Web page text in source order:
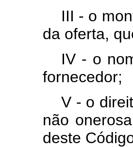
III - o
da oferta,
IV - o
fornecedor;
V - o
não
deste